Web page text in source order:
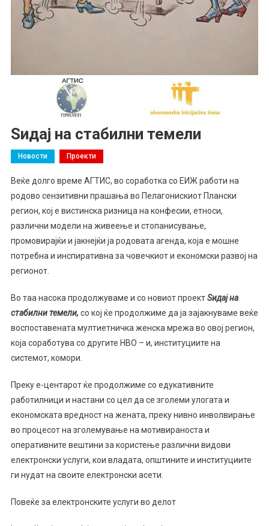
Ѕидај на стабилни темели
Новости Проекти
Веќе долго време АГТИС, во соработка со ЕИЖ работи на
родово сензитивни прашања во Пелагонискиот Плански
регион, кој е вистинска ризница на конфесии, етноси,
различни модели на живеење и стопанисување,
промовирајќи и јакнејќи ја родовата агенда, која е мошне
потребна и инспиративна за човечкиот и економски развој на
регионот.
Во таа насока продолжуваме и со новиот проектЅидај на
стабилни темели, со кој ќе продолжиме да ја зајакнуваме веќе
воспоставената мултиетничка женска мрежа во овој регион,
која соработува со другите НВО – и, институциите на
системот, комори.
Преку е-центарот ќе продолжиме со едукативните
работилници и настани со цел да се зголеми улогата и
економската вредност на жената, преку нивно инволвирање
во процесот на зголемување на мотивираноста и
оперативните вештини за користење различни видови
електронски услуги, кои владата, општините и институциите
ги нудат на своите електронски асети.
Повеќе за електронските услуги во делот